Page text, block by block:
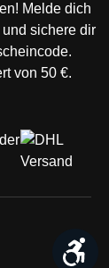
Melde dich
sichere dir
von 50 €.